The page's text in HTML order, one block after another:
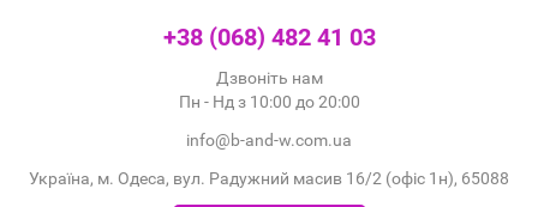
+38 (068) 482 41 03
Дзвоніть нам
Пн - Нд з 10:00 до 20:00
info@b-and-w.com.ua
Україна, м. Одеса, вул. Радужний масив 16/2 (офіс 1н), 65088